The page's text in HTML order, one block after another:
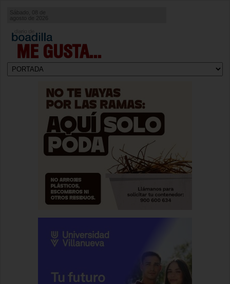
ME GUSTA...
Sábado, 08 de
agosto de 2026